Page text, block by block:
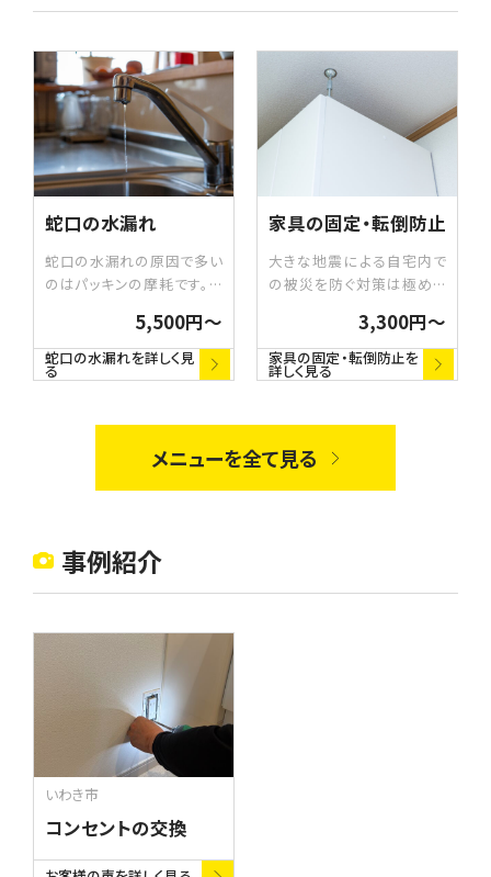
蛇口の水漏れ
蛇口の水漏れの原因で多い
のはパッキンの摩耗です。パ
違うものがたくさんあります。
どの部分から水漏れしている
かを確認し、修理・交換いた
5,500円〜
蛇口の水漏れを詳しく見
る
家具の固定・転倒防止
大きな地震による自宅内で
の被災を防ぐ対策は極めて
集まるリビングなど、家のな
かに潜む危険を取り除くこと
は命を守るためにとても大切
や、自宅の危険箇所の修繕・
い空間を作るお手伝いをいた
します。
3,300円〜
家具の固定・転倒防止を
詳しく見る
メニューを全て見る
事例紹介
コンセントの交換
いわき市